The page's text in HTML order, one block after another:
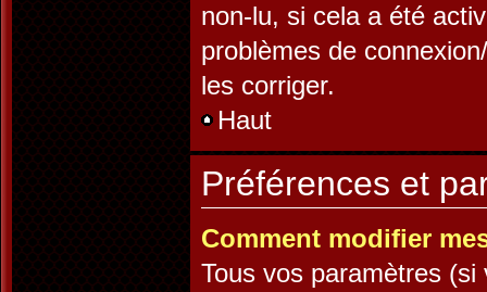
non-lu, si cela a été
problèmes de
les corriger.
Haut
Préférences et
Comment modifier
Tous vos paramètres